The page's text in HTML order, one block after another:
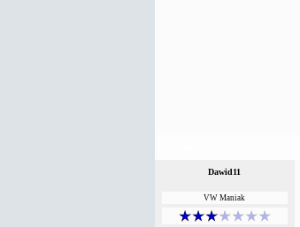
Dawid11
VW Maniak